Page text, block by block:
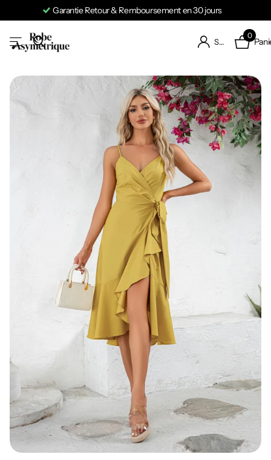
Garantie Retour & Remboursement en 30 jours
S'identifier
0